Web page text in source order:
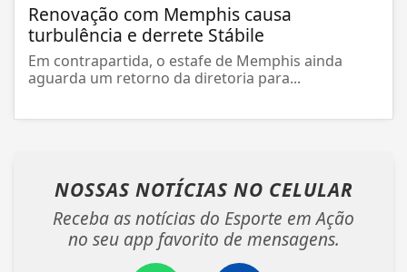
Renovação com Memphis causa
turbulência e derrete Stábile
Em contrapartida, o estafe de Memphis ainda
aguarda um retorno da diretoria para...
NOSSAS NOTÍCIAS NO CELULAR
Receba as notícias do Esporte em Ação
no seu app favorito de mensagens.